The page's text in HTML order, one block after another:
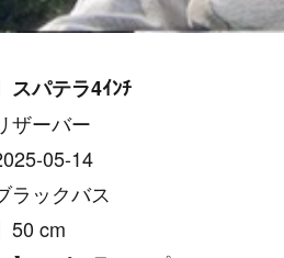
スパテラ4ｲﾝﾁ
ザーバー
05-14
ラックバス
50 cm